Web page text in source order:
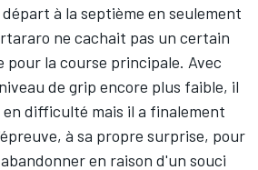
à la septième en seulement
ne cachait pas un certain
pour la course principale. Avec
de grip encore plus faible, il
difficulté mais il a finalement
à sa propre surprise, pour
en raison d'un souci